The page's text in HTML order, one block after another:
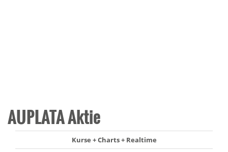
AUPLATA Aktie
Kurse + Charts + Realtime